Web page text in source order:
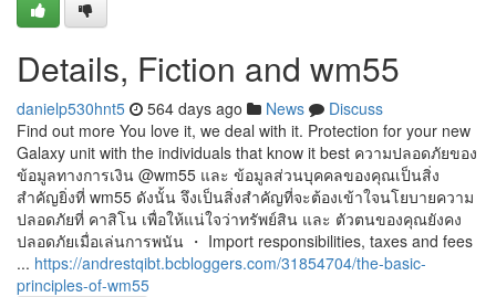
Details, Fiction and wm55
danielp530hnt5 564 days ago News
Discuss
Find out more You love it, we deal with it. Protection for your new
Galaxy unit with the individuals that know it best ความปลอดภัยของ
ข้อมูลทางการเงิน @wm55 และ ข้อมูลส่วนบุคคลของคุณเป็นสิ่ง
สำคัญยิ่งที่ wm55 ดังนั้น จึงเป็นสิ่งสำคัญที่จะต้องเข้าใจนโยบายความ
ปลอดภัยที่ คาสิโน เพื่อให้แน่ใจว่าทรัพย์สิน และ ตัวตนของคุณยังคง
ปลอดภัยเมื่อเล่นการพนัน ・ Import responsibilities, taxes and fees
... https://andrestqibt.bcbloggers.com/31854704/the-basic-
principles-of-wm55